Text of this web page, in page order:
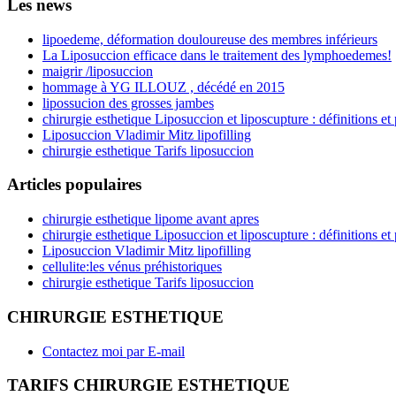
Les news
lipoedeme, déformation douloureuse des membres inférieurs
La Liposuccion efficace dans le traitement des lymphoedemes!
maigrir /liposuccion
hommage à YG ILLOUZ , décédé en 2015
lipossucion des grosses jambes
chirurgie esthetique Liposuccion et liposcupture : définitions et
Liposuccion Vladimir Mitz lipofilling
chirurgie esthetique Tarifs liposuccion
Articles populaires
chirurgie esthetique lipome avant apres
chirurgie esthetique Liposuccion et liposcupture : définitions et
Liposuccion Vladimir Mitz lipofilling
cellulite:les vénus préhistoriques
chirurgie esthetique Tarifs liposuccion
CHIRURGIE ESTHETIQUE
Contactez moi par E-mail
TARIFS CHIRURGIE ESTHETIQUE